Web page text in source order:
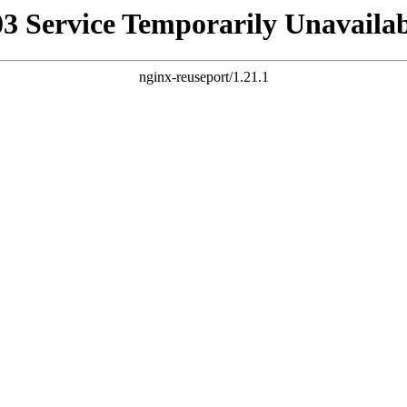
Service Temporarily
nginx-reuseport/1.21.1